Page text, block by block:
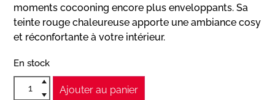
moments cocooning encore plus enveloppants. Sa
teinte rouge chaleureuse apporte une ambiance cosy
et réconfortante à votre intérieur.
En stock
Ajouter au panier